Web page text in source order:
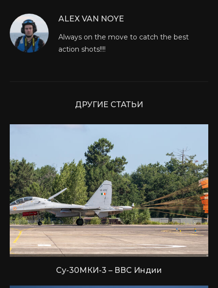
ALEX VAN NOYE
Always on the move to catch the best
action shots!!!!
ДРУГИЕ СТАТЬИ
Су-30МКИ-3 – ВВС Индии